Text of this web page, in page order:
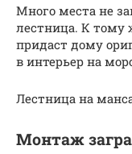
Много места не
лестница. К тому
придаст дому
в интерьер на
Лестница на
Монтаж